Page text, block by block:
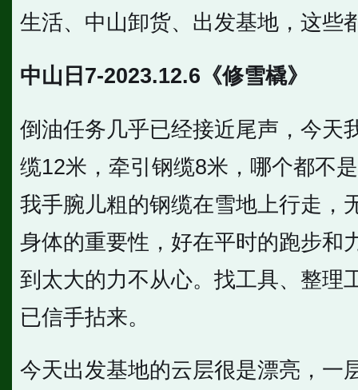
生活、中山卸货、出发基地，这些
中山日7-2023.12.6《修雪橇》
倒油任务几乎已经接近尾声，今天
缆12米，牵引钢缆8米，哪个都不
我手腕儿粗的钢缆在雪地上行走，
身体的重要性，好在平时的跑步和
到太大的力不从心。找工具、整理
已信手拈来。
今天出发基地的云层很是漂亮，一